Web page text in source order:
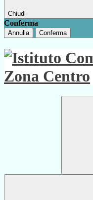
Chiudi
Conferma
Annulla Conferma